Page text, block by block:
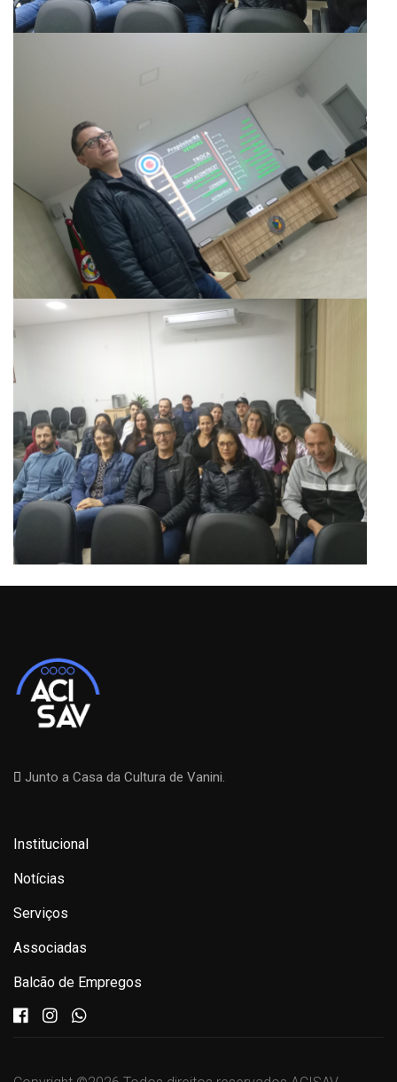
Junto a Casa da Cultura de Vanini.
Institucional
Notícias
Serviços
Associadas
Balcão de Empregos